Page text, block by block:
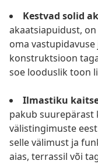
Kestvad solid
akaatsiapuidust,
oma
konstruktsioon
soe looduslik toon
Ilmastiku
pakub suurepärast
välistingimuste
selle välimust ja
aias, terrassil või